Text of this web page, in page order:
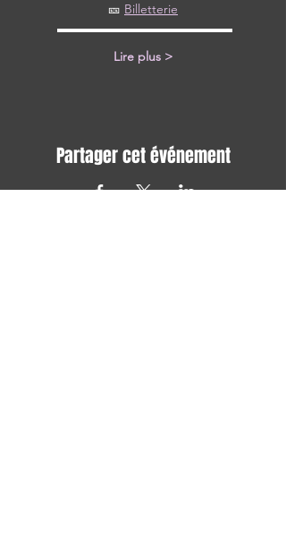
🎫 Billetterie
▬▬▬▬▬▬▬▬▬▬▬▬▬▬
Lire plus >
Partager cet événement